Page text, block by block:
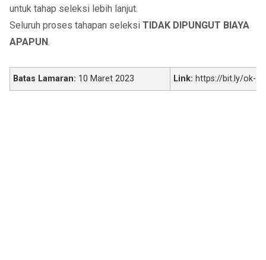
untuk tahap seleksi lebih lanjut.
Seluruh proses tahapan seleksi TIDAK DIPUNGUT BIAYA
APAPUN.
Batas Lamaran: 10 Maret 2023 Link: https://bit.ly/ok-